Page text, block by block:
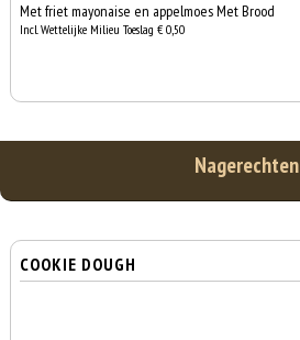
Met friet mayonaise en appelmoes Met Brood
Incl. Wettelijke Milieu Toeslag € 0,50
Nagerechten
COOKIE DOUGH